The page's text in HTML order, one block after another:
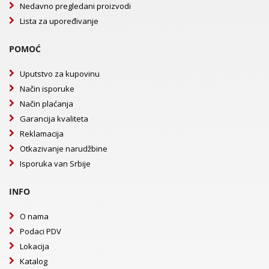
Nedavno pregledani proizvodi
Lista za upoređivanje
POMOĆ
Uputstvo za kupovinu
Način isporuke
Način plaćanja
Garancija kvaliteta
Reklamacija
Otkazivanje narudžbine
Isporuka van Srbije
INFO
O nama
Podaci PDV
Lokacija
Katalog